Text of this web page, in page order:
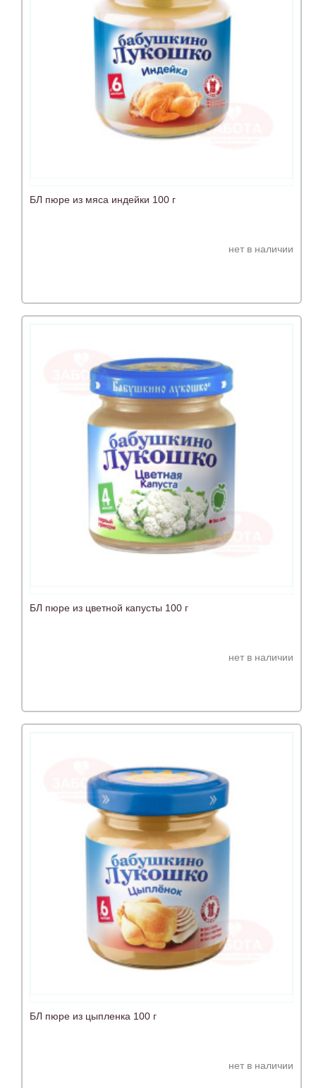
БЛ пюре из мяса индейки 100 г
нет в наличии
БЛ пюре из цветной капусты 100 г
нет в наличии
БЛ пюре из цыпленка 100 г
нет в наличии